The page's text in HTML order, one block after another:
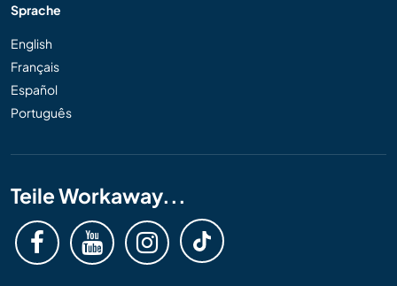
Sprache
English
Français
Español
Português
Teile Workaway...